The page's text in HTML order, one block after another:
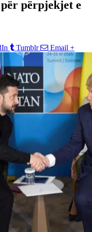
përpjekjet e
Tumblr Email +